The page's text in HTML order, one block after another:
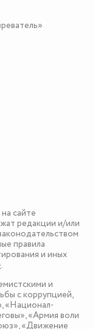
сайте
редакции и/или
правила
и иных
.
и
с коррупцией,
«Национал-
«Армия воли
«Движение